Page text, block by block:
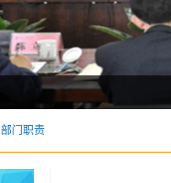
部门职责